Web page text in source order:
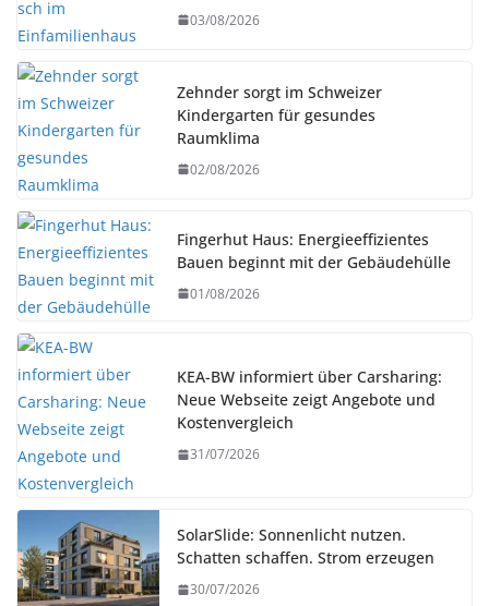
03/08/2026
Zehnder sorgt im Schweizer
Kindergarten für gesundes
Raumklima
02/08/2026
Fingerhut Haus: Energieeffizientes
Bauen beginnt mit der Gebäudehülle
01/08/2026
KEA-BW informiert über Carsharing:
Neue Webseite zeigt Angebote und
Kostenvergleich
31/07/2026
SolarSlide: Sonnenlicht nutzen.
Schatten schaffen. Strom erzeugen
30/07/2026